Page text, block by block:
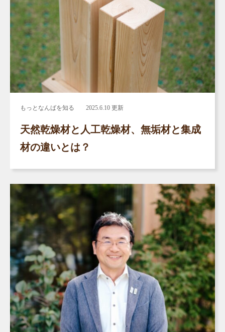
もっとなんばを知る 2025.6.10 更新
天然乾燥材と人工乾燥材、無垢材と集成
材の違いとは？